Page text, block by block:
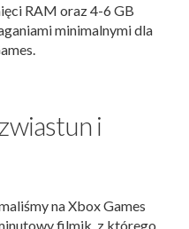
RAM oraz 4-6 GB
minimalnymi dla
i
na Xbox Games
filmik, z którego